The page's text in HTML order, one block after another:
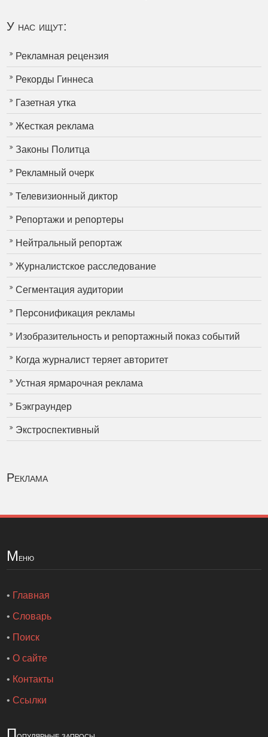
У нас ищут:
Рекламная рецензия
Рекорды Гиннеса
Газетная утка
Жесткая реклама
Законы Политца
Рекламный очерк
Телевизионный диктор
Репортажи и репортеры
Нейтральный репортаж
Журналистское расследование
Сегментация аудитории
Персонификация рекламы
Изобразительность и репортажный показ событий
Когда журналист теряет авторитет
Устная ярмарочная реклама
Бэкграундер
Экстроспективный
Реклама
Меню
• Главная
•Словарь
• Поиск
•О сайте
• Контакты
•Ссылки
П